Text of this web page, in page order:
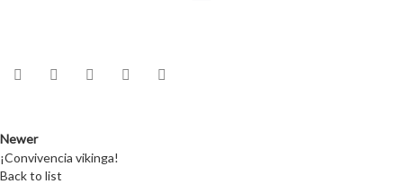
Newer
¡Convivencia vikinga!
Back to list